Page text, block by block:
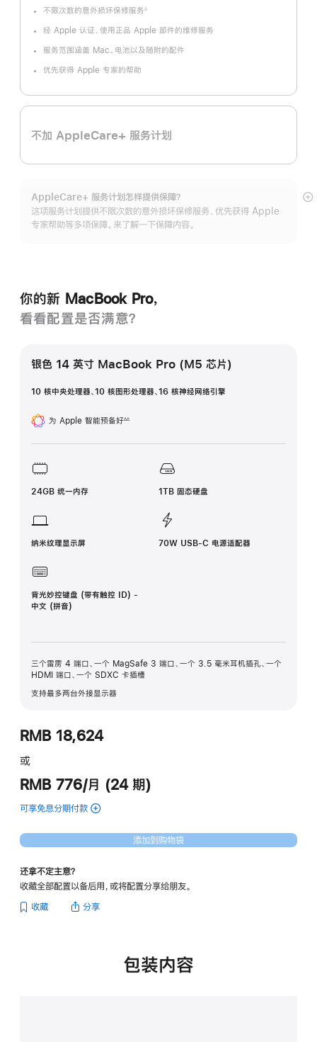
不限次数的意外损坏保修服务∆
经 Apple 认证、使用正品 Apple 部件的维修服务
服务范围涵盖 Mac、电池以及随附的配件
优先获得 Apple 专家的帮助
不加 AppleCare+ 服务计划
AppleCare+ 服务计划怎样提供保⁠障？
这项服务计划提供不限次数的意外损坏保修服务、优先获得 Apple
专家帮助等多项保障。来了解一下保障内容。
展
你的新 MacBook Pro，
看看配置是否满意？
银色 14 英寸 MacBook Pro (M5 芯片)
10 核中央处理器、10 核图形处理器、16 核神经网络引擎
为 Apple 智能预备好∆∆
24GB 统一内存 1TB 固态硬盘
纳米纹理显示屏 70W USB-C 电源适配器
背光妙控键盘 (带有触控 ID) -
中文 (拼音)
三个雷雳 4 端口、一个 MagSafe 3 端口、一个 3.5 毫米耳机插孔、一个
HDMI 端口、一个 SDXC 卡插槽
支持最多两台外接显示器
RMB 18,624
或
RMB 776/月 (24 期)
可享免息分期付款 (14
寸
MacBook Pro -
的
分
添加到购物袋
还拿不定主意？
收藏全部配置以备后用，或将配置分享给朋友。
收藏 分享
包装内容